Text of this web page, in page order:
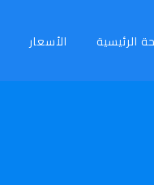
الرئيسية الأسعار